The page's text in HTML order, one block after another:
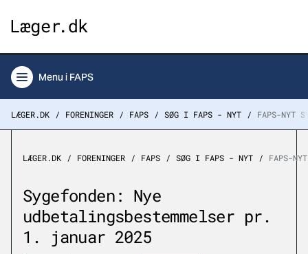
Menu i FAPS
LÆGER.DK FORENINGER FAPS SØG I FAPS - NYT FAPS-NYT
LÆGER.DK FORENINGER FAPS SØG I FAPS - NYT FAPS-
Sygefonden: Nye
udbetalingsbestemmelser pr.
1. januar 2025